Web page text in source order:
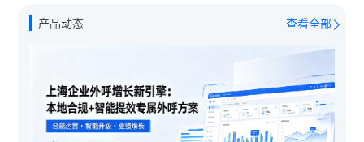
产品动态 查看全部